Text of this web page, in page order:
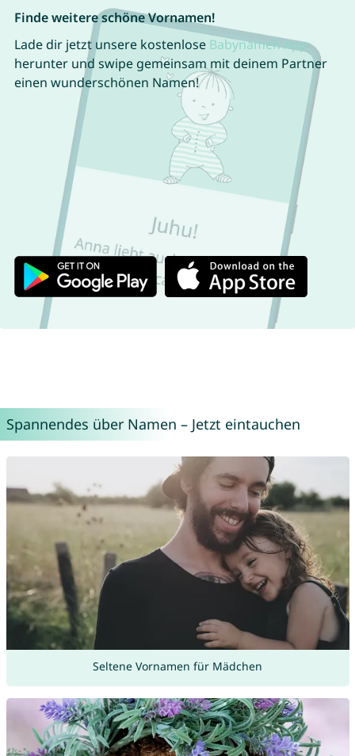
Finde weitere schöne Vornamen!
Lade dir jetzt unsere kostenlose Babynamen App
herunter und swipe gemeinsam mit deinem Partner
einen wunderschönen Namen!
Spannendes über Namen – Jetzt eintauchen
Seltene Vornamen für Mädchen